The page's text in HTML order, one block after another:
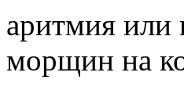
аритмия или
морщин на